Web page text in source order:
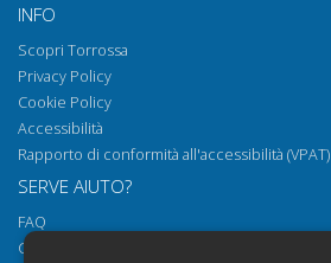
INFO
Scopri Torrossa
Privacy Policy
Cookie Policy
Accessibilità
Rapporto di conformità all'accessibilità (VPAT)
SERVE AIUTO?
FAQ
Come aprire i nostri documenti